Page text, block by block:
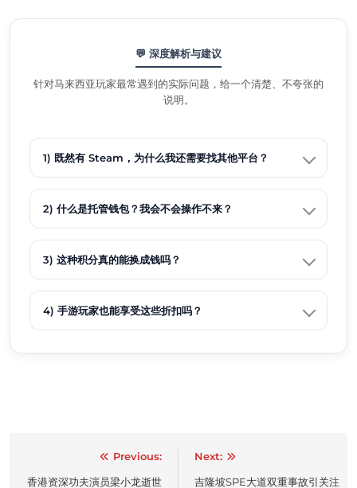
💬 深度解析与建议
针对马来西亚玩家最常遇到的实际问题，给一个清楚、不夸张的
说明。
1) 既然有 Steam，为什么我还需要找其他平台？
2) 什么是托管钱包？我会不会操作不来？
3) 这种积分真的能换成钱吗？
4) 手游玩家也能享受这些折扣吗？
navigation
Previous:
香港资深功夫演员梁小龙逝世
Next:
吉隆坡SPE大道双重事故引关注